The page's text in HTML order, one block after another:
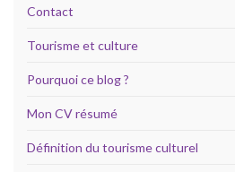
Contact
Tourisme et culture
Pourquoi ce blog ?
Mon CV résumé
Définition du tourisme culturel